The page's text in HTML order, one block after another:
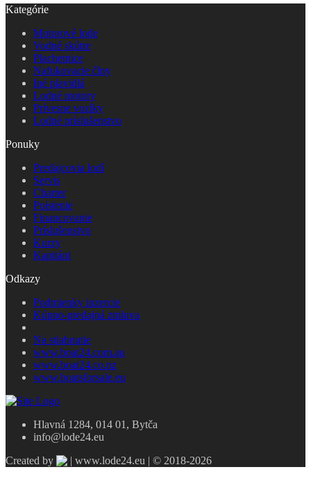
Kategórie
Motorové lode
Vodné skútre
Plachetnice
Nafukovacie člny
Iné plavidlá
Lodné motory
Prívesne vozíky
Lodné príslušenstvo
Ponuky
Predajcovia lodí
Servis
Charter
Poistenie
Financovanie
Príslušenstvo
Kurzy
Kapitáni
Odkazy
Podmienky inzercie
Kúpno-predajná zmluva
Na stiahnutie
www.boat24.com.au
www.boat24.co.nz
www.boatsforsale.eu
Hlavná 1284, 014 01, Bytča
info@lode24.eu
Created by
| www.lode24.eu | © 2018-2026